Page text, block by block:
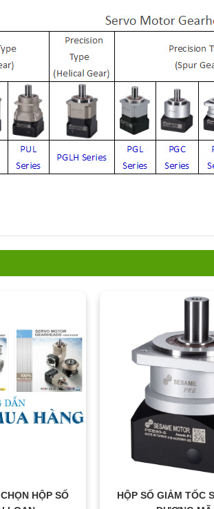
HỘP SỐ
HỘP SỐ GIẢM TỐC